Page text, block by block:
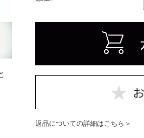
返品についての詳細はこちら